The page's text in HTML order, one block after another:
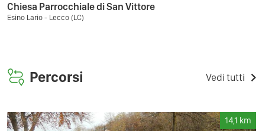
Chiesa Parrocchiale di San Vittore
Esino Lario - Lecco (LC)
Percorsi Vedi tutti
14,1 km